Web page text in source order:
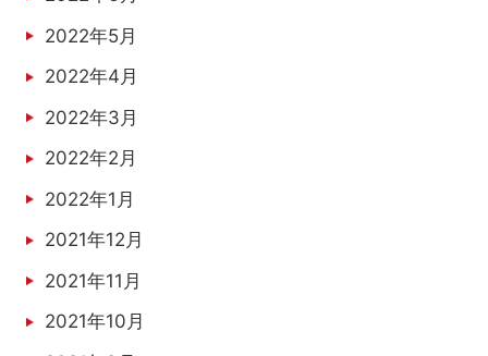
2022年5月
2022年4月
2022年3月
2022年2月
2022年1月
2021年12月
2021年11月
2021年10月